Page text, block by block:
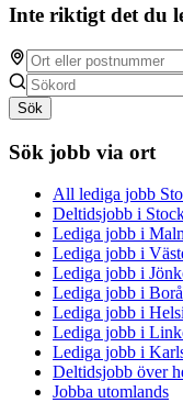
Inte riktigt det du
Sök
Sök jobb via ort
All lediga jobb
Deltidsjobb i
Lediga jobb i
Lediga jobb i
Lediga jobb i
Lediga jobb i
Lediga jobb i
Lediga jobb i
Lediga jobb i
Deltidsjobb över
Jobba utomlands